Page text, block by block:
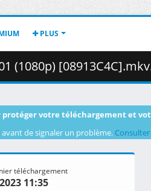
PLUS
[08913C4C].mkv.003
votre téléchargement et
de signaler un problème.
téléchargement
11:35